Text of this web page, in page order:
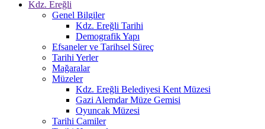
Kdz. Ereğli
Genel Bilgiler
Kdz. Ereğli Tarihi
Demografik Yapı
Efsaneler ve Tarihsel Süreç
Tarihi Yerler
Mağaralar
Müzeler
Kdz. Ereğli Belediyesi Kent Müzesi
Gazi Alemdar Müze Gemisi
Oyuncak Müzesi
Tarihi Camiler